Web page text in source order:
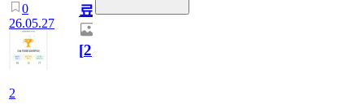
0
26.05.27
2
료
[2]